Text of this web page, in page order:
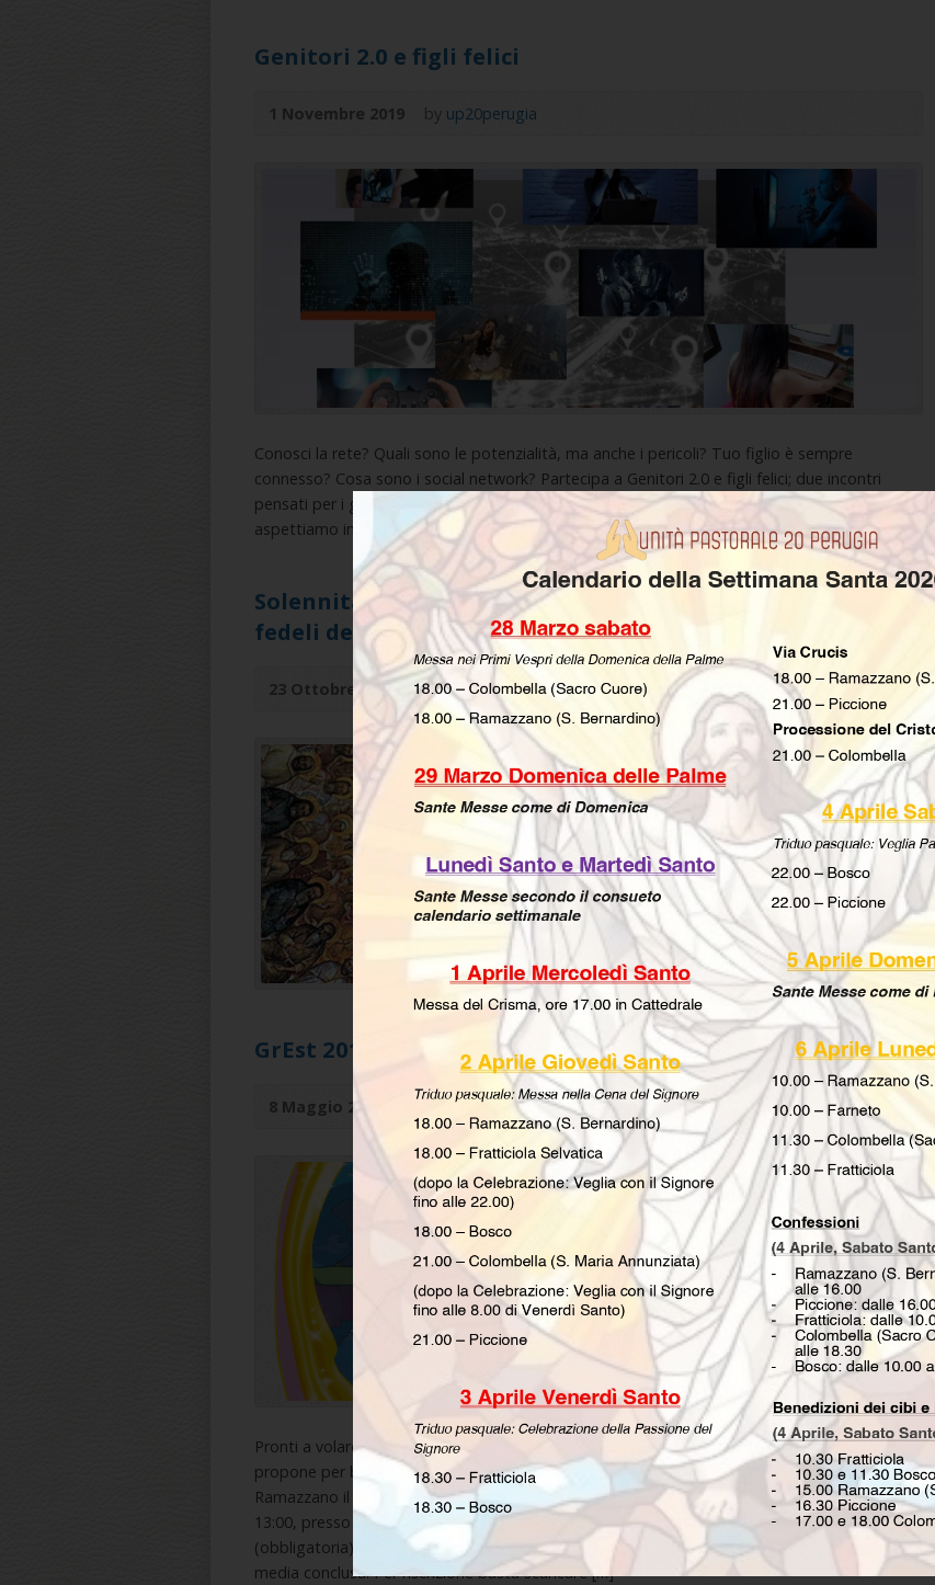
Genitori 2.0 e figli felici
1 Novembre 2019 by up20perugia
Conosci la rete? Quali sono le potenzialità, ma anche i pericoli? Tuo figlio è sempre
connesso? Cosa sono i social network? Partecipa a Genitori 2.0 e figli felici; due incontri
pensati per i genitori e per tutti gli educatori che hanno a che fare con figli nella rete! Vi
aspettiamo insieme al dott. Riccardo Angeletti, medico psicoterapeuta, […]
Solennità di tutti i Santi e Commemorazione di tutti i
fedeli defunti 2019
23 Ottobre 2019 byup20perugia
GrEst 2019: L’Isola che C’è – Per crescere e diventare grandi
8 Maggio 2019 byup20perugia
Pronti a volare in questa nuova avventura?! Anche quest’anno la nostra Unità Pastorale
propone per bambini delle parrocchie di Bosco-Colombella-Fratticiola Selvatica-Piccione-
Ramazzano il GrEst. Vi aspettiamo dal 10/06 al 28/06, dal lunedì al venerdì, dalle 08:00 alle
13:00, presso l’Oratorio ANSPI “Caterina Bonucci” di Colombella!!! Info iscrizione
(obbligatoria): Possono iscriversi tutti i bambini dalla prima elementare conclusa alla prima
media conclusa. Per l’iscrizione basta scaricare […]